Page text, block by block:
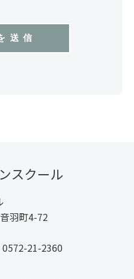
スクール
羽町4-72
21-2360